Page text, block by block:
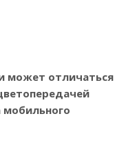
может отличаться
мобильного